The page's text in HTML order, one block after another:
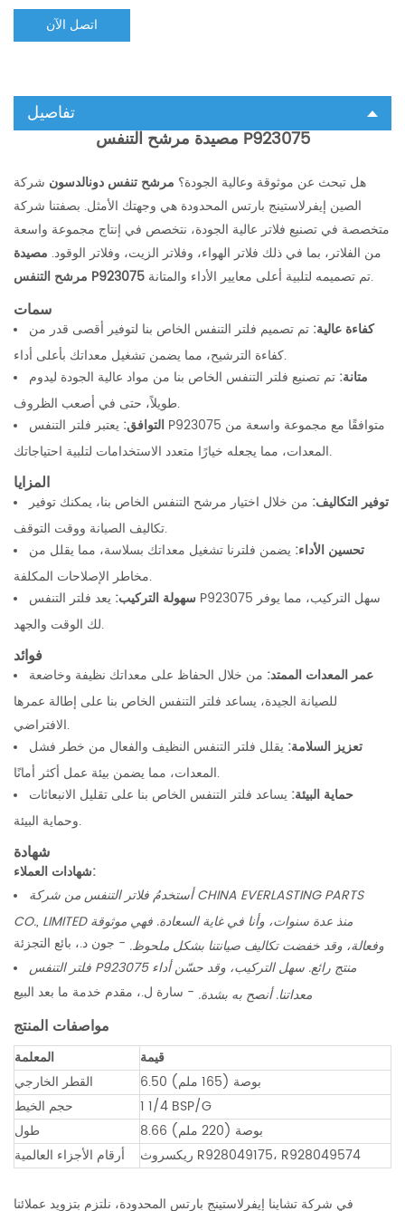
اتصل الآن
تفاصيل
مصيدة مرشح التنفس P923075
هل تبحث عن موثوقة وعالية الجودة؟ مرشح تنفس دونالدسون شركة
الصين إيفرلاستينج بارتس المحدودة هي وجهتك الأمثل. بصفتنا شركة
متخصصة في تصنيع فلاتر عالية الجودة، نتخصص في إنتاج مجموعة واسعة
من الفلاتر، بما في ذلك فلاتر الهواء، وفلاتر الزيت، وفلاتر الوقود. مصيدة
مرشح التنفس P923075
تم تصميمه لتلبية أعلى معايير الأداء والمتانة.
سمات
كفاءة عالية: تم تصميم فلتر التنفس الخاص بنا لتوفير أقصى قدر من
متانة: تم تصنيع فلتر التنفس الخاص بنا من مواد عالية الجودة ليدوم
التوافق: يعتبر فلتر التنفس P923075 متوافقًا مع مجموعة واسعة من
المزايا
توفير التكاليف: من خلال اختيار مرشح التنفس الخاص بنا، يمكنك توفير
تحسين الأداء: يضمن فلترنا تشغيل معداتك بسلاسة، مما يقلل من
سهولة التركيب: يعد فلتر التنفس P923075 سهل التركيب، مما يوفر
فوائد
عمر المعدات الممتد: من خلال الحفاظ على معداتك نظيفة وخاضعة
للصيانة الجيدة، يساعد فلتر التنفس الخاص بنا على إطالة عمرها
تعزيز السلامة: يقلل فلتر التنفس النظيف والفعال من خطر فشل
حماية البيئة: يساعد فلتر التنفس الخاص بنا على تقليل الانبعاثات
شهادة
شهادات العملاء:
أستخدمُ فلاتر التنفس من شركة CHINA EVERLASTING PARTS
CO., LIMITED منذ عدة سنوات، وأنا في غاية السعادة. فهي موثوقة
وفعالة، وقد خفضت تكاليف صيانتنا بشكل ملحوظ. - جون د.، بائع التجزئة
فلتر التنفس P923075 منتج رائع. سهل التركيب، وقد حسّن أداء
معداتنا. أنصح به بشدة. - سارة ل.، مقدم خدمة ما بعد البيع
مواصفات المنتج
المعلمة
قيمة
القطر الخارجي
6.50 بوصة (165 ملم)
حجم الخيط
1 1/4 BSP/G
طول
8.66 بوصة (220 ملم)
أرقام الأجزاء العالمية
ريكسروث R928049175، R928049574
في شركة تشاينا إيفرلاستينج بارتس المحدودة، نلتزم بتزويد عملائنا